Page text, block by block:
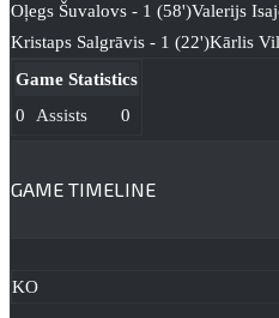
Oļegs Šuvalovs - 1 (58')Valerijs
Kristaps Salgrāvis - 1 (22')Kārlis
Game Statistics
0
Assists 0
GAME TIMELINE
KO